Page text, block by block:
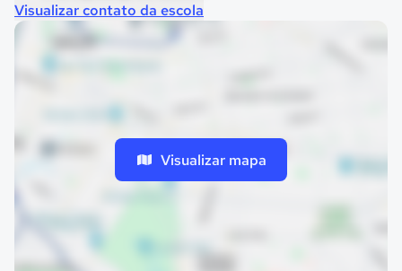
Visualizar contato da escola
Visualizar mapa